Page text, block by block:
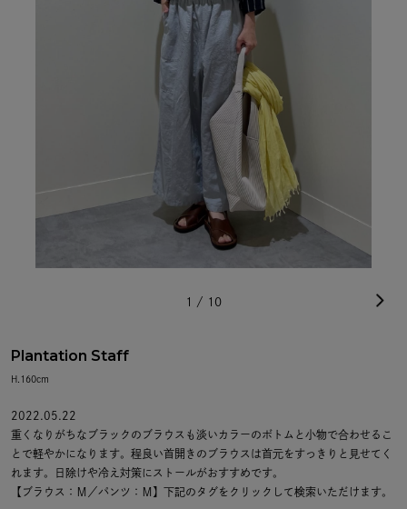
1 / 10
Plantation Staff
H.160cm
2022.05.22
重くなりがちなブラックのブラウスも淡いカラーのボトムと小物で合わせるこ
とで軽やかになります。程良い首開きのブラウスは首元をすっきりと見せてく
れます。日除けや冷え対策にストールがおすすめです。
【ブラウス：Ｍ／パンツ：Ｍ】下記のタグをクリックして検索いただけます。